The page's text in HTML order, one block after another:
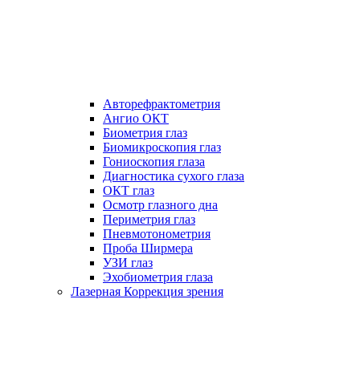
Авторефрактометрия
Ангио ОКТ
Биометрия глаз
Биомикроскопия глаз
Гониоскопия глаза
Диагностика сухого глаза
ОКТ глаз
Осмотр глазного дна
Периметрия глаз
Пневмотонометрия
Проба Ширмера
УЗИ глаз
Эхобиометрия глаза
Лазерная Коррекция зрения